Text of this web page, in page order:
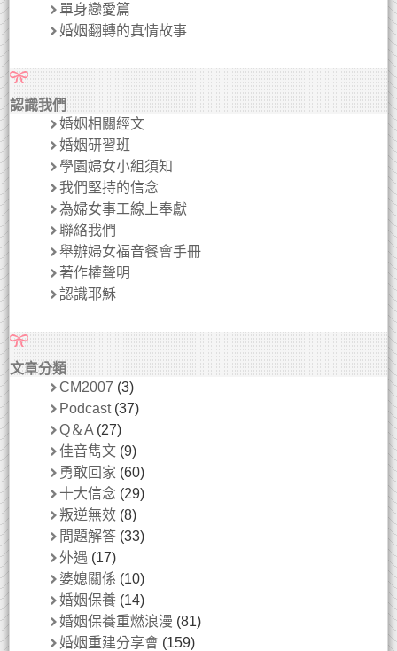
單身戀愛篇
婚姻翻轉的真情故事
認識我們
婚姻相關經文
婚姻研習班
學園婦女小組須知
我們堅持的信念
為婦女事工線上奉獻
聯絡我們
舉辦婦女福音餐會手冊
著作權聲明
認識耶穌
文章分類
CM2007 (3)
Podcast(37)
Q＆A (27)
佳音雋文 (9)
勇敢回家 (60)
十大信念 (29)
叛逆無效 (8)
問題解答 (33)
外遇 (17)
婆媳關係 (10)
婚姻保養 (14)
婚姻保養重燃浪漫 (81)
婚姻重建分享會 (159)